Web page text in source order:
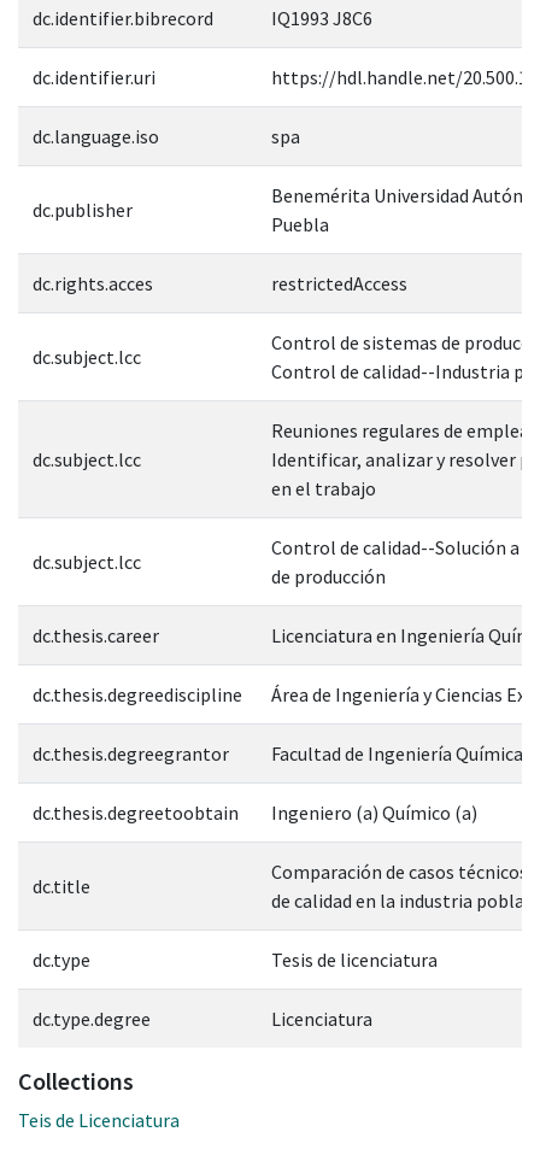
dc.identifier.bibrecord IQ1993 J8C6
dc.identifier.uri https://hdl.handle.net/
dc.language.iso spa
dc.publisher
Benemérita Universidad
Puebla
dc.rights.acces restrictedAccess
dc.subject.lcc
Control de sistemas de
Control de calidad--Industria
dc.subject.lcc
Reuniones regulares de
Identificar, analizar y resolver
en el trabajo
dc.subject.lcc
Control de calidad--Solución a
de producción
dc.thesis.career Licenciatura en Ingeniería
dc.thesis.degreediscipline Área de Ingeniería y Ciencias
dc.thesis.degreegrantor Facultad de Ingeniería Química
dc.thesis.degreetoobtain Ingeniero (a) Químico (a)
dc.title
Comparación de casos técnicos
de calidad en la industria
dc.type Tesis de licenciatura
dc.type.degree Licenciatura
Collections
Teis de Licenciatura